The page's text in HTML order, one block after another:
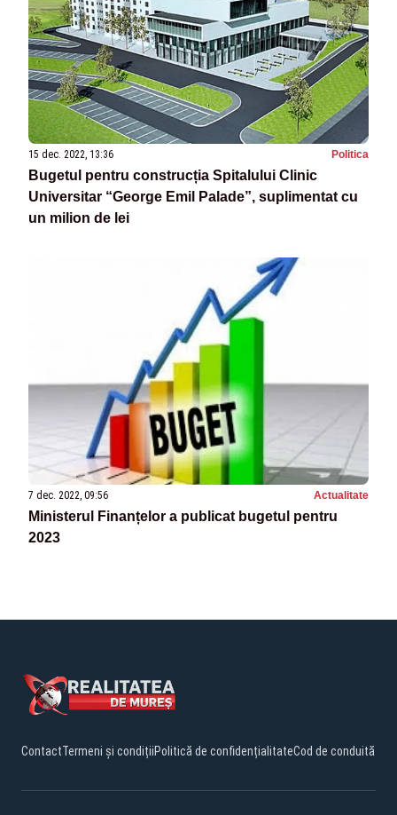
15 dec. 2022, 13:36 Politica
Bugetul pentru construcția Spitalului Clinic
Universitar “George Emil Palade”, suplimentat cu
un milion de lei
7 dec. 2022, 09:56 Actualitate
Ministerul Finanțelor a publicat bugetul pentru
2023
ContactTermeni și condițiiPolitică de confidențialitateCod de conduită